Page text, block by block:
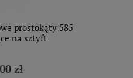
prostokąty 585
na sztyft
zł